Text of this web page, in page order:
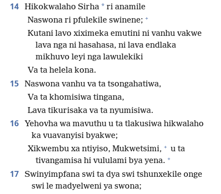
14 Hikokwalaho Sirha * ri anamile
Naswona ri pfulekile swinene; +
Kutani lavo xiximeka emutini ni vanhu vakwe
lava nga ni hasahasa, ni lava endlaka
mikhuvo leyi nga lawulekiki
Va ta helela kona.
15
Naswona vanhu va ta tsongahatiwa,
Va ta khomisiwa tingana,
Lava tikurisaka va ta nyumisiwa.
16
Yehovha wa mavuthu u ta tlakusiwa hikwalaho
ka vuavanyisi byakwe;
Xikwembu xa ntiyiso, Mukwetsimi, + u ta
tivangamisa hi vululami bya yena. +
17
Swinyimpfana swi ta dya swi tshunxekile onge
swi le madyelweni ya swona;